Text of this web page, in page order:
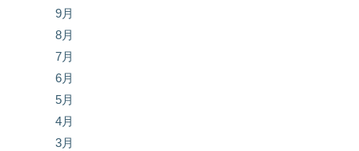
9月
8月
7月
6月
5月
4月
3月